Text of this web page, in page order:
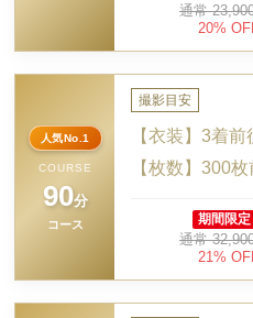
通常
20%
人気No.1
COURSE
90分
コース
撮影目安
【衣装】3着前
【枚数】300
期間限定
通常
21%